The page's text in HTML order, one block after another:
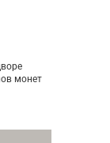
монет